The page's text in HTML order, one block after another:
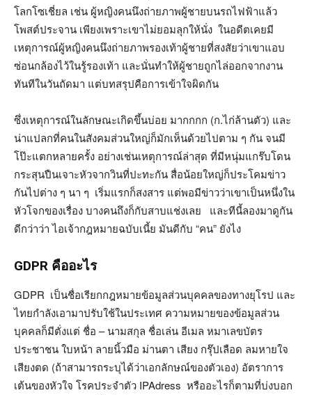
โลกโซเชี่ยล เช่น ผู้หญิงคนนึงถ่ายภาพผู้ชายบนรถไฟฟ้าแล้ว
โพสต์ประจาน เพียงเพราะเขาไม่ยอมลุกให้นั่ง ในอดีตเคยมี
เหตุการณ์ผู้หญิงคนนึงถ่ายภาพรองเท้าผู้ชายที่สงสัยว่าเขาแอบ
ซ่อนกล้องไว้ในรู้รองเท้า และนั่นทำให้ผู้ชายถูกไล่ออกจากงาน
ทันทีในวันถัดมา แต่บทสรุปคือการเข้าใจผิดกัน
ซึ่งเหตุการณ์ในลักษณะเกิดขึ้นบ่อย มากกกก (ก.ไก่ล้านตัว) และ
น่าแปลกที่คนในสังคมส่วนใหญ่ก็มักเห็นด้วยไปตาม ๆ กัน จนมี
โป๊ะแตกหลายครั้ง อย่างเช่นเหตุการณ์ล่าสุด ที่มีหนุ่มแกร๊บโดน
กระสุนปืนเจาะหัวจากวินที่ปะทะกัน สื่อน้อยใหญ่ก็ประโคมข่าว
กันไปต่าง ๆ นา ๆ เริ่มแรกก็สงสาร แต่พอมีข่าวว่าเขาเป็นหนึ่งใน
หัวโจกของเรื่อง บางคนถึงก็กับสาบแช่งเลย และทีนี้ลองมาดูกัน
ดีกว่าว่า ไอเจ้ากฎหมายฉบับเนี้ย มันดีกับ “คน” ยังไง
GDPR คืออะไร
GDPR เป็นชื่อเรียกกฎหมายข้อมูลส่วนบุคคลของทางยุโรป และ
ไทยกำลังเอามาปรับใช้ในประเทศ ความหมายของข้อมูลส่วน
บุคคลก็มีตั่งแต่ ชื่อ – นามสกุล ชื่อเล่น อีเมล หมาเลขบัตร
ประชาชน ใบหน้า ลายนิ้วมือ ม่านตา เสียง กรุ๊ปเลือด ลมหายใจ
เสียงตด (ถ้าสามารถระบุได้ว่าเอกลักษณ์ของตัวเอง) อัตราการ
เต้นของหัวใจ โรคประจำตัว IPAdress หรืออะไรก็ตามที่บ่งบอก